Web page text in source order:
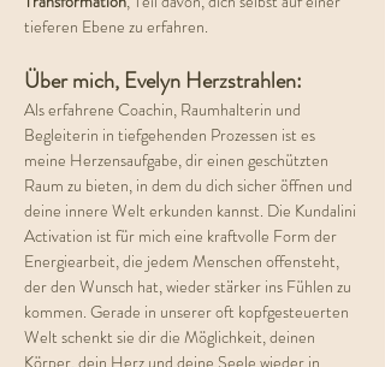
tieferen Ebene zu erfahren.
Über mich, Evelyn Herzstrahlen:
Als erfahrene Coachin, Raumhalterin und
Begleiterin in tiefgehenden Prozessen ist es
meine Herzensaufgabe, dir einen geschützten
Raum zu bieten, in dem du dich sicher öffnen und
deine innere Welt erkunden kannst. Die Kundalini
Activation ist für mich eine kraftvolle Form der
Energiearbeit, die jedem Menschen offensteht,
der den Wunsch hat, wieder stärker ins Fühlen zu
kommen. Gerade in unserer oft kopfgesteuerten
Welt schenkt sie dir die Möglichkeit, deinen
Körper, dein Herz und deine Seele wieder in